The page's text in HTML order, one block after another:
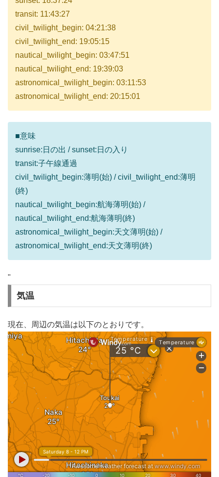
transit: 11:43:27
civil_twilight_begin: 04:21:38
civil_twilight_end: 19:05:15
nautical_twilight_begin: 03:47:51
nautical_twilight_end: 19:39:03
astronomical_twilight_begin: 03:11:53
astronomical_twilight_end: 20:15:01
■意味
sunrise:日の出 / sunset:日の入り
transit:子午線通過
civil_twilight_begin:薄明(始) / civil_twilight_end:薄明
(終)
nautical_twilight_begin:航海薄明(始) /
nautical_twilight_end:航海薄明(終)
astronomical_twilight_begin:天文薄明(始) /
astronomical_twilight_end:天文薄明(終)
"
気温
現在、周辺の気温は以下のとおりです。